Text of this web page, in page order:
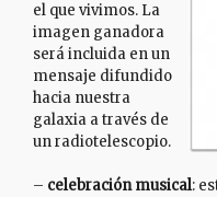
el que vivimos. La
imagen ganadora
será incluida en un
mensaje difundido
hacia nuestra
galaxia a través de
un radiotelescopio.
– celebración musical: